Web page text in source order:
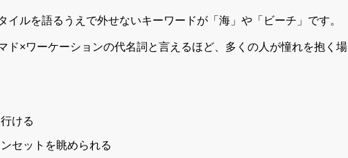
イルを語るうえで外せないキーワードが「海」や「ビーチ」です。
ド×ワーケーションの代名詞と言えるほど、多くの人が憧れを抱く場
ける
セットを眺められる